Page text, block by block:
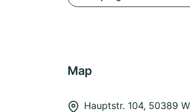
Map
Hauptstr. 104, 50389